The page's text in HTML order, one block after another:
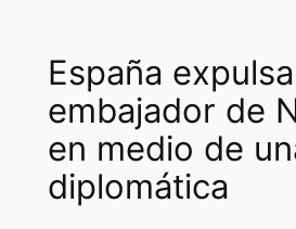
España
embajador de
en medio de
diplomática